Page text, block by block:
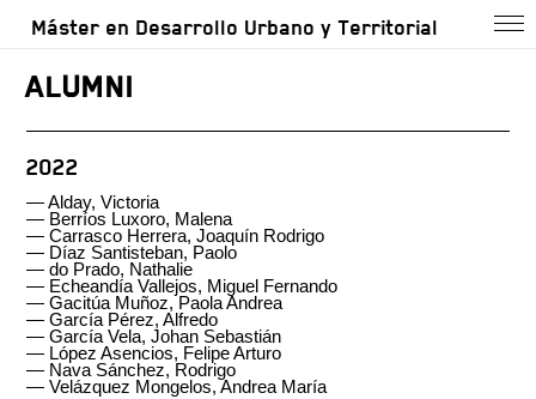
Máster en Desarrollo Urbano y Territorial
aLUMNI
2022
—Alday, Victoria
— Berríos Luxoro, Malena
—Carrasco Herrera, Joaquín Rodrigo
— Díaz Santisteban, Paolo
—do Prado, Nathalie
— Echeandía Vallejos, Miguel Fernando
—Gacitúa Muñoz, Paola Andrea
—García Pérez, Alfredo
—García Vela, Johan Sebastián
— López Asencios, Felipe Arturo
— Nava Sánchez, Rodrigo
—Velázquez Mongelos, Andrea María